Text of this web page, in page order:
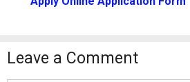
Leave a Comment